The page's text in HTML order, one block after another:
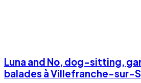
Luna and No, dog-sitting,
balades à Villefranche-sur-